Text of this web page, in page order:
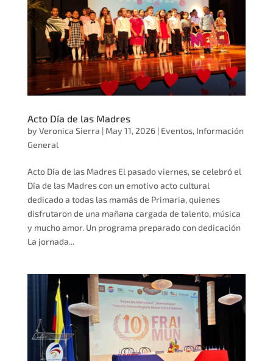
Acto Día de las Madres
by Veronica Sierra | May 11, 2026| Eventos, Información
General
Acto Día de las Madres El pasado viernes, se celebró el
Día de las Madres con un emotivo acto cultural
dedicado a todas las mamás de Primaria, quienes
disfrutaron de una mañana cargada de talento, música
y mucho amor. Un programa preparado con dedicación
La jornada...